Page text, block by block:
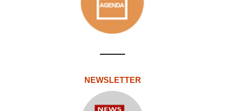
NEWSLETTER